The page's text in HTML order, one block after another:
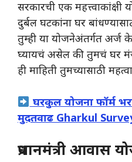
सरकारची एक महत्त्वाकांक्षी
दुर्बल घटकांना घर
तुम्ही या योजनेअंतर्गत
घ्यायचं असेल की तुमचं घर
ही माहिती तुमच्यासाठी
घरकुल योजना फॉर्म
मुदतवाढ Gharkul
प्रधानमंत्री आवास